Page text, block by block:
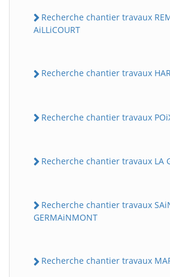
Recherche chantier travaux
AiLLiCOURT
Recherche chantier travaux
Recherche chantier travaux
Recherche chantier travaux LA
Recherche chantier travaux
GERMAiNMONT
Recherche chantier travaux